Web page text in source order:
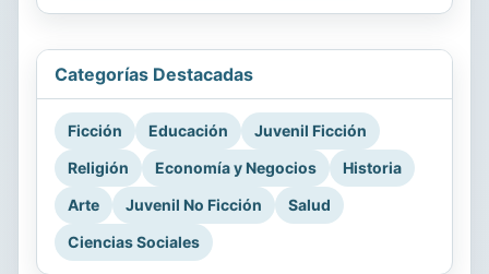
Categorías Destacadas
Ficción Educación
Juvenil Ficción
Religión
Economía y Negocios
Historia
Arte
Juvenil No Ficción
Salud
Ciencias Sociales